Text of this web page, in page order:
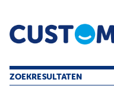
Home Opinie
ZOEKRESULTATEN